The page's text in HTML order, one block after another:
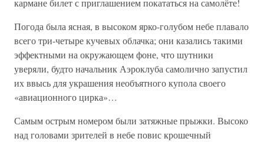
кармане билет с приглашением покататься на самолёте!
Погода была ясная, в высоком ярко-голубом небе плавало
всего три-четыре кучевых облачка; они казались такими
эффектными на окружающем фоне, что шутники
уверяли, будто начальник Аэроклуба самолично запустил
их ввысь для украшения необъятного купола своего
«авиационного цирка»…
Самым острым номером были затяжные прыжки. Высоко
над головами зрителей в небе повис крошечный